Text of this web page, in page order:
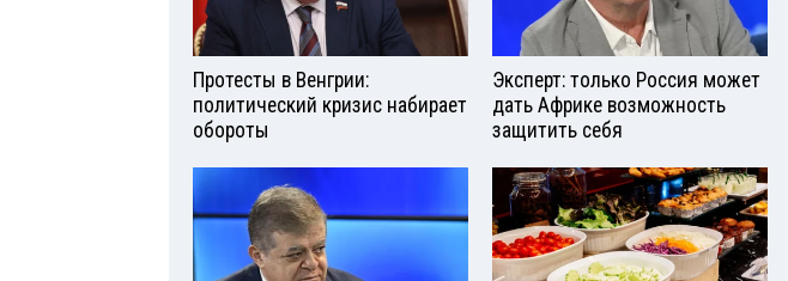
Протесты в Венгрии:
политический кризис набирает
обороты
Эксперт: только Россия может
дать Африке возможность
защитить себя